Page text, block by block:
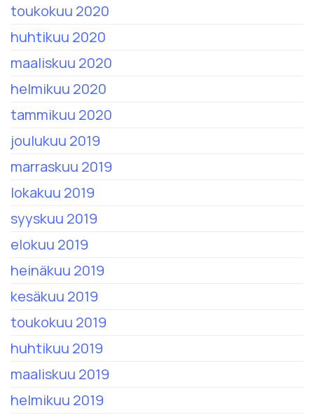
toukokuu 2020
huhtikuu 2020
maaliskuu 2020
helmikuu 2020
tammikuu 2020
joulukuu 2019
marraskuu 2019
lokakuu 2019
syyskuu 2019
elokuu 2019
heinäkuu 2019
kesäkuu 2019
toukokuu 2019
huhtikuu 2019
maaliskuu 2019
helmikuu 2019